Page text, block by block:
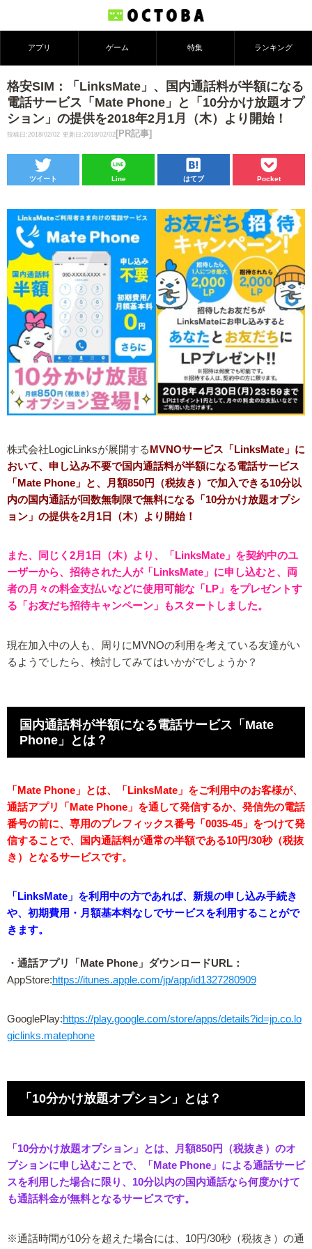
アプリ ゲーム 特集 ランキング
格安SIM：「LinksMate」、国内通話料が半額になる
電話サービス「Mate Phone」と「10分かけ放題オプ
ション」の提供を2018年2月1月（木）より開始！
投稿日:2018/02/02 更新日:2018/02/02 [PR記事]
ツイート Line はてブ Pocket
株式会社LogicLinksが展開する MVNOサービス「LinksMate」に
おいて、申し込み不要で国内通話料が半額になる電話サービス
「Mate Phone」と、月額850円（税抜き）で加入できる10分以
内の国内通話が回数無制限で無料になる「10分かけ放題オプシ
ョン」の提供を2月1日（木）より開始！
また、同じく2月1日（木）より、「LinksMate」を契約中のユ
ーザーから、招待された人が「LinksMate」に申し込むと、両
者の月々の料金支払いなどに使用可能な「LP」をプレゼントす
る「お友だち招待キャンペーン」もスタートしました。
現在加入中の人も、周りにMVNOの利用を考えている友達がい
るようでしたら、検討してみてはいかがでしょうか？
国内通話料が半額になる電話サービス「Mate
Phone」とは？
「Mate Phone」とは、「LinksMate」をご利用中のお客様が、
通話アプリ「Mate Phone」を通して発信するか、発信先の電話
番号の前に、専用のプレフィックス番号「0035-45」をつけて発
信することで、国内通話料が通常の半額である10円/30秒（税抜
き）となるサービスです。
「LinksMate」を利用中の方であれば、新規の申し込み手続き
や、初期費用・月額基本料なしでサービスを利用することがで
きます。
・通話アプリ「Mate Phone」ダウンロードURL：
AppStore:https://itunes.apple.com/jp/app/id1327280909
GooglePlay:https://play.google.com/store/apps/details?id=jp.co.lo
giclinks.matephone
「10分かけ放題オプション」とは？
「10分かけ放題オプション」とは、月額850円（税抜き）のオ
プションに申し込むことで、「Mate Phone」による通話サービ
スを利用した場合に限り、10分以内の国内通話なら何度かけて
も通話料金が無料となるサービスです。
※通話時間が10分を超えた場合には、10円/30秒（税抜き）の通